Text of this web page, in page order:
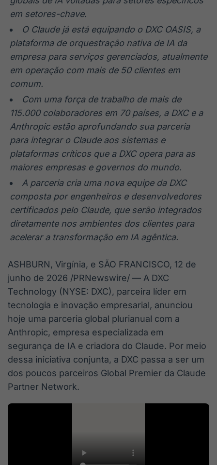
notícias
funcionalidades
Wallboard
Conteúdos e
dados para
Broadcast
Curadoria
Curadoria de
conteúdos
Soluções de
Tecnologia
Broadcast
Radar
Monitoramento
inteligente de
notícias e
conteúdos
Broadcast
Fundos
plataforma para
analisar fundos
de investimento
no Brasil
IA
Em breve
BroadFast
Em breve
Investimentos
Em breve
de ativos
Crédito
Em breve
em setores-chave.
O Claude já está equipando o DXC OASIS, a
plataforma de orquestração nativa de IA da
empresa para serviços gerenciados, atualmente
em operação com mais de 50 clientes em
comum.
Com uma força de trabalho de mais de
115.000 colaboradores em 70 países, a DXC e a
Anthropic estão aprofundando sua parceria
para integrar o Claude aos sistemas e
plataformas críticos que a DXC opera para as
maiores empresas e governos do mundo.
A parceria cria uma nova equipe da DXC
composta por engenheiros e desenvolvedores
certificados pelo Claude, que serão integrados
diretamente nos ambientes dos clientes para
acelerar a transformação em IA agêntica.
ASHBURN, Virgínia, e SÃO FRANCISCO, 12 de
junho de 2026 /PRNewswire/ — A DXC
Technology (NYSE: DXC), parceira líder em
tecnologia e inovação empresarial, anunciou
hoje uma parceria global plurianual com a
Anthropic, empresa especializada em
segurança de IA e criadora do Claude. Por meio
dessa iniciativa conjunta, a DXC passa a ser um
dos poucos parceiros Global Premier da Claude
Partner Network.